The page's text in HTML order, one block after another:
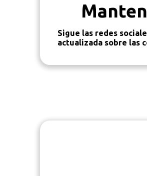
Sigue las redes
actualizada sobre las